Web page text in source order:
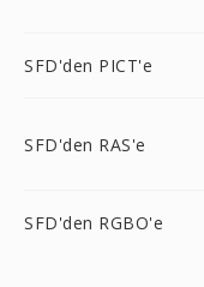
SFD'den PICT'e
SFD'den RAS'e
SFD'den RGBO'e